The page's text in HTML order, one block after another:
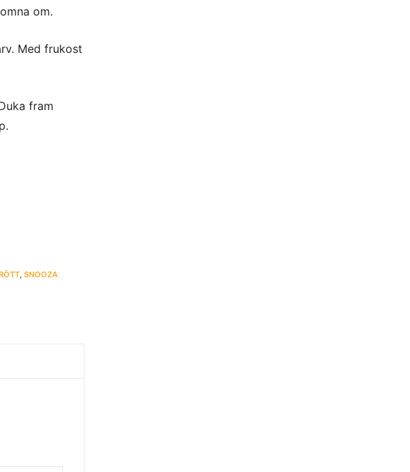
om.
Med frukost
fram
, SNOOZA